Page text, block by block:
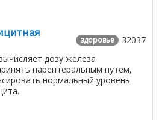
32037
здоровье
дозу железа
парентеральным путем,
нормальный уровень